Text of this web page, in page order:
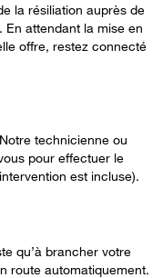
la résiliation auprès de
attendant la mise en
offre, restez connecté
technicienne ou
pour effectuer le
est incluse).
qu’à brancher votre
route automatiquement.